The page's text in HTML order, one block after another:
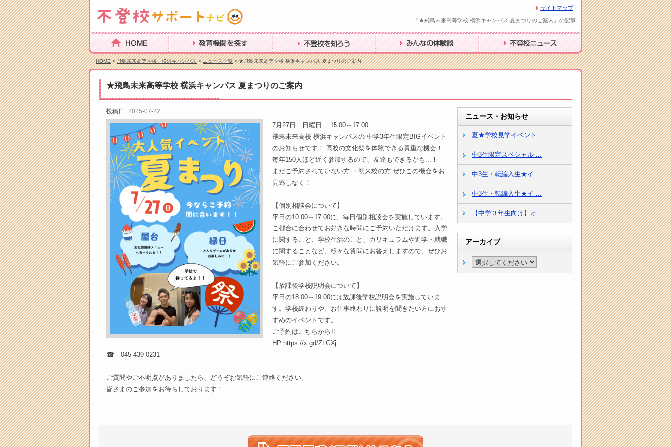
サイトマップ
『★飛鳥未来高等学校 横浜キャンパス 夏まつりのご案内』の記事
HOME 教育機関を探す 不登校を知ろう みんなの体験談 不登校ニュース
HOME>飛鳥未来高等学校 横浜キャンパス>ニュース一覧> ★飛鳥未来高等学校 横浜キャンパス 夏まつりのご案内
★飛鳥未来高等学校 横浜キャンパス 夏まつりのご案内
投稿日: 2025-07-22
7月27日 日曜日 15:00～17:00
飛鳥未来高校 横浜キャンパスの 中学3年生限定BIGイベント
のお知らせです！ 高校の文化祭を体験できる貴重な機会！
毎年150人ほど近く参加するので、友達もできるかも...！
まだご予約されていない方 ・初来校の方 ぜひこの機会をお
見逃しなく！
【個別相談会について】
平日の10:00～17:00に、毎日個別相談会を実施しています。
ご都合に合わせてお好きな時間にご予約いただけます。入学
に関すること、学校生活のこと、カリキュラムや進学・就職
に関することなど、様々な質問にお答えしますので、ぜひお
気軽にご参加ください。
【放課後学校説明会について】
平日の18:00～19:00には放課後学校説明会を実施していま
す。学校終わりや、お仕事終わりに説明を聞きたい方におす
すめのイベントです。
ご予約はこちらから⥥
HP https://x.gd/ZLGXj
☎ 045-439-0231
ご質問やご不明点がありましたら、どうぞお気軽にご連絡ください。
皆さまのご参加をお待ちしております！
ニュース・お知らせ
夏★学校見学イベント ...
中3生限定スペシャル ...
中3生・転編入生★イ ...
中3生・転編入生★イ ...
【中学３年生向け】オ ...
アーカイブ